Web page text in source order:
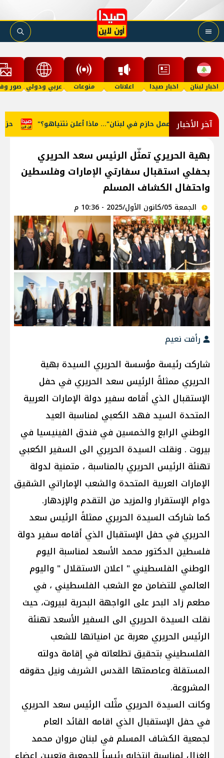
اخبار لبنان اخبار صيدا اعلانات منوعات عربي ودولي صور
آخر الأخبار حزب الله "عمل حازم في لبنان"... ماذا أعلن نتنياهو؟
بهية الحريري تمثّل الرئيس سعد الحريري
بحفلي استقبال سفارتي الإمارات وفلسطين
واحتفال الكشاف المسلم
الجمعة 05/كانون الأول/2025 - 10:36 م
رأفت نعيم
شاركت رئيسة مؤسسة الحريري السيدة بهية
الحريري ممثلةً الرئيس سعد الحريري في حفل
الإستقبال الذي أقامه سفير دولة الإمارات العربية
المتحدة السيد فهد الكعبي لمناسبة العيد
الوطني الرابع والخمسين في فندق الفينيسيا في
بيروت . ونقلت السيدة الحريري الى السفير الكعبي
تهنئة الرئيس الحريري بالمناسبة ، متمنية لدولة
الإمارات العربية المتحدة والشعب الإماراتي الشقيق
دوام الإستقرار والمزيد من التقدم والإزدهار.
كما شاركت السيدة الحريري ممثلةً الرئيس سعد
الحريري في حفل الإستقبال الذي أقامه سفير دولة
فلسطين الدكتور محمد الأسعد لمناسبة اليوم
الوطني الفلسطيني " اعلان الاستقلال " واليوم
العالمي للتضامن مع الشعب الفلسطيني ، في
مطعم زاد البحر على الواجهة البحرية لبيروت، حيث
نقلت السيدة الحريري الى السفير الأسعد تهنئة
الرئيس الحريري معربة عن امنياتها للشعب
الفلسطيني بتحقيق تطلعاته في إقامة دولته
المستقلة وعاصمتها القدس الشريف ونيل حقوقه
المشروعة.
وكانت السيدة الحريري مثّلت الرئيس سعد الحريري
في حفل الإستقبال الذي اقامه القائد العام
لجمعية الكشاف المسلم في لبنان مروان محمد